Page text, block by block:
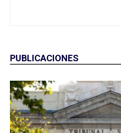
PUBLICACIONES